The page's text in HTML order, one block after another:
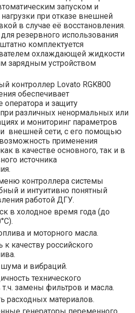
запуском и
при отказе внешней
в случае её восстановления.
резервного использования
комплектуется
охлаждающей жидкости
зарядным устройством
контроллер Lovato RGK800
обеспечивает
и защиту
различных ненормальных или
и мониторинг параметров
и внешней сети, с его помощью
применения
в качестве основного, так и в
источника
контроллера системы
и интуитивно понятный
работой ДГУ.
в холодное время года (до
и моторного масла.
к качеству российского
и вибраций.
технического
замены фильтров и масла.
расходных материалов.